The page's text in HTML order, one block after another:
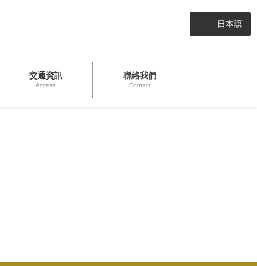
交通資訊
Access
聯絡我們
Contact
日本語